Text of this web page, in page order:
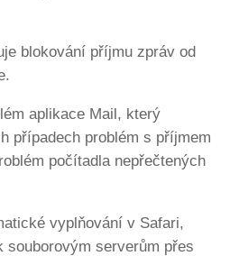
blokování příjmu zpráv od
aplikace Mail, který
případech problém s příjmem
počítadla nepřečtených
vyplňování v Safari,
souborovým serverům přes